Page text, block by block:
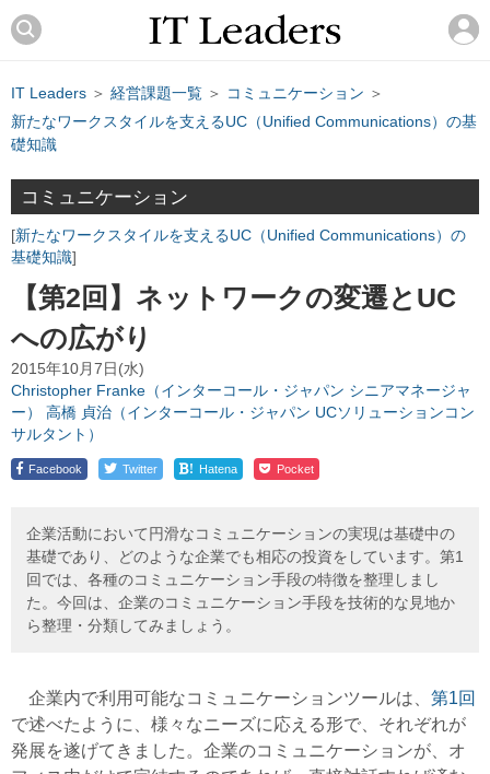
IT Leaders ＞ 経営課題一覧 ＞ コミュニケーション ＞
新たなワークスタイルを支えるUC（Unified Communications）の基
礎知識
コミュニケーション
新たなワークスタイルを支えるUC（Unified Communications）の
基礎知識
【第2回】ネットワークの変遷とUC
への広がり
2015年10月7日(水)
Christopher Franke（インターコール・ジャパン シニアマネージャ
ー）
高橋 貞治（インターコール・ジャパン UCソリューションコン
サルタント）
Facebook Twitter ! Hatena Pocket
企業活動において円滑なコミュニケーションの実現は基礎中の
基礎であり、どのような企業でも相応の投資をしています。第1
回では、各種のコミュニケーション手段の特徴を整理しまし
た。今回は、企業のコミュニケーション手段を技術的な見地か
ら整理・分類してみましょう。
企業内で利用可能なコミュニケーションツールは、 第1回
で述べたように、様々なニーズに応える形で、それぞれが
発展を遂げてきました。企業のコミュニケーションが、オ